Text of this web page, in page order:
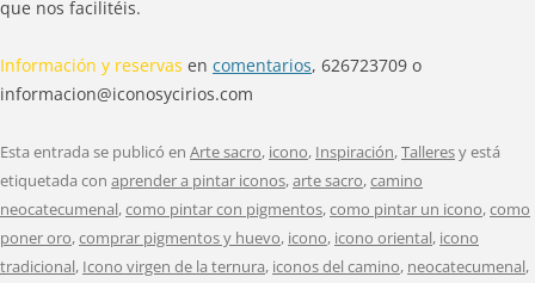
que nos facilitéis.
Información y reservas en comentarios, 626723709 o
informacion@iconosycirios.com
Esta entrada se publicó en Arte sacro, icono, Inspiración,Talleresy está
etiquetada con aprender a pintar iconos,arte sacro,camino
neocatecumenal,como pintar con pigmentos,como pintar un icono,como
poner oro,comprar pigmentos y huevo, icono, icono oriental, icono
tradicional, Icono virgen de la ternura, iconos del camino, neocatecumenal,